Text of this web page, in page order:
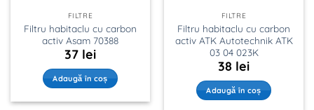
FILTRE
Filtru habitaclu cu carbon
activ Asam 70388
37 lei
Adaugă în coș
FILTRE
Filtru habitaclu cu carbon
activ ATK Autotechnik ATK
03 04 023K
38 lei
Adaugă în coș